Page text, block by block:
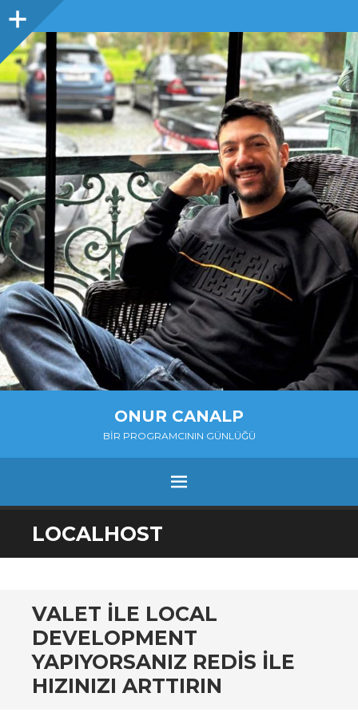
Sidebar
ONUR CANALP
BIR PROGRAMCININ GÜNLÜĞÜ
MENU
SKIP
TO
LOCALHOST
VALET ILE LOCAL
DEVELOPMENT
YAPIYORSANIZ REDIS ILE
HIZINIZI ARTTIRIN